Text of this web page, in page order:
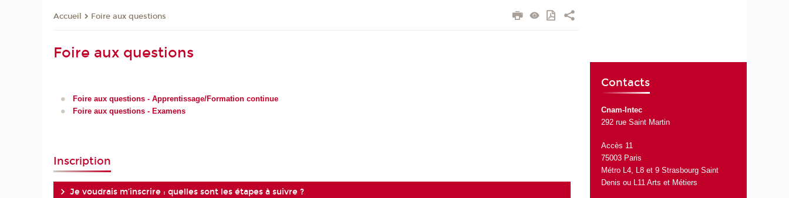
Accueil Foire aux questions
Foire aux questions
Foire aux questions - Apprentissage/Formation continue
Foire aux questions - Examens
Inscription
Je voudrais m’inscrire : quelles sont les étapes à suivre ?
Contacts
Cnam-Intec
292 rue Saint Martin
Accès 11
75003 Paris
Métro L4, L8 et 9 Strasbourg Saint
Denis ou L11 Arts et Métiers